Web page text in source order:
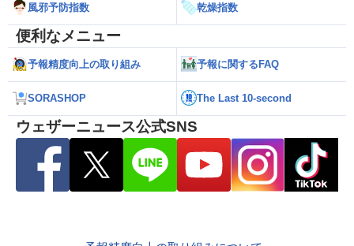
風邪予防指数 乾燥指数
便利なメニュー
予報精度向上の取り組み 予報に関するFAQ
SORASHOP The Last 10-second
ウェザーニュース公式SNS